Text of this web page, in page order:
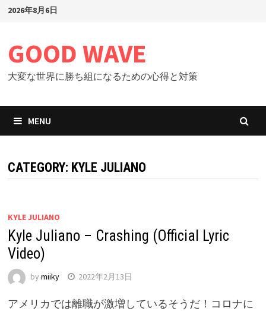
Skip2026年8月6日
GOOD WAVE
大変な世界に勝ち組になるための心得と対策
MENU
CATEGORY: KYLE JULIANO
KYLE JULIANO
Kyle Juliano – Crashing (Official Lyric
Video)
by miiky 2022年2月13日
アメリカでは離職が激増しているそうだ！コロナに